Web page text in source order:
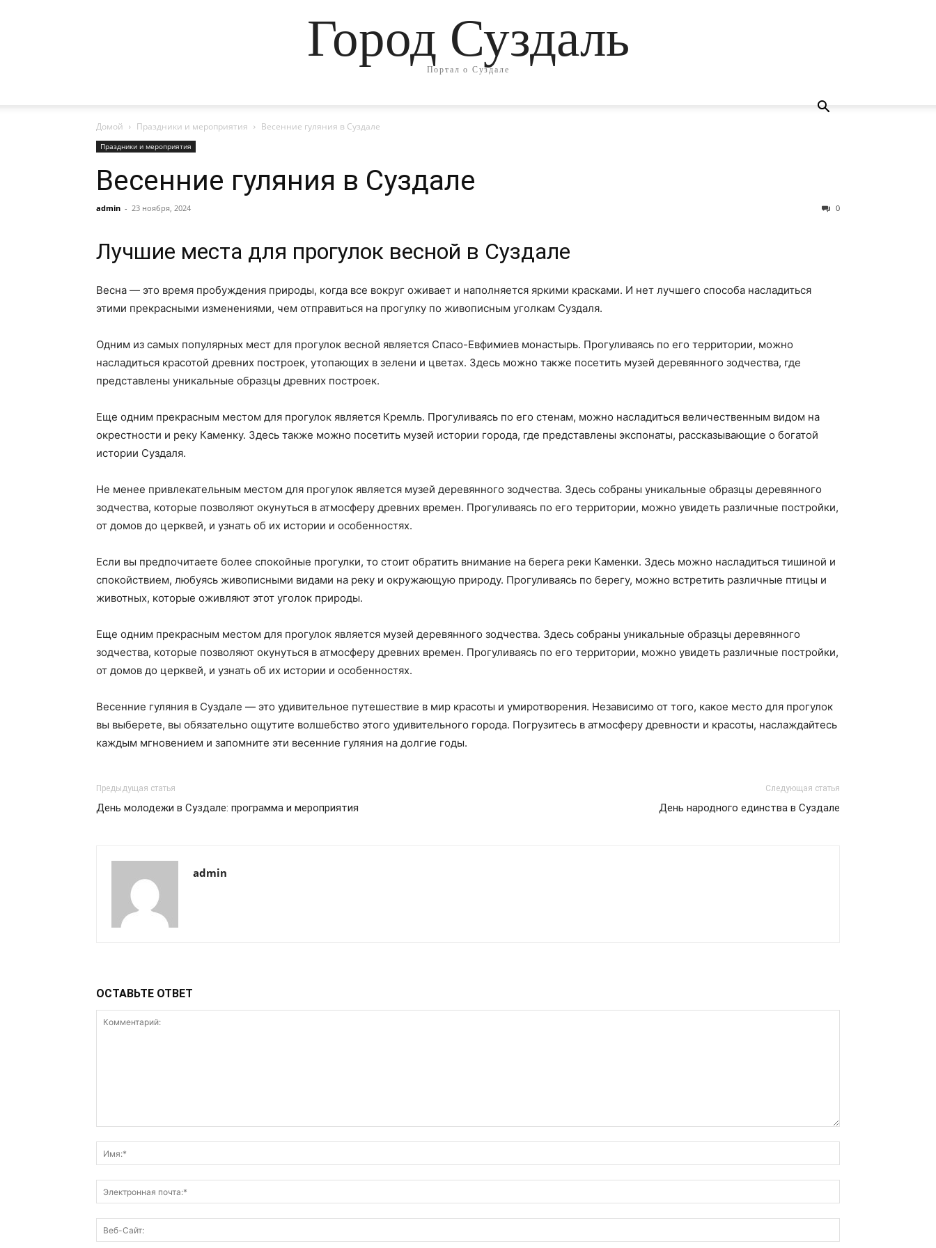
Город Суздаль
Портал о Суздале
Домой Праздники и мероприятия Весенние гуляния в Суздале
Праздники и мероприятия
Весенние гуляния в Суздале
admin - 23 ноября, 2024 0
Лучшие места для прогулок весной в Суздале
Весна — это время пробуждения природы, когда все вокруг оживает и наполняется яркими красками. И нет лучшего способа насладиться
этими прекрасными изменениями, чем отправиться на прогулку по живописным уголкам Суздаля.
Одним из самых популярных мест для прогулок весной является Спасо-Евфимиев монастырь. Прогуливаясь по его территории, можно
насладиться красотой древних построек, утопающих в зелени и цветах. Здесь можно также посетить музей деревянного зодчества, где
представлены уникальные образцы древних построек.
Еще одним прекрасным местом для прогулок является Кремль. Прогуливаясь по его стенам, можно насладиться величественным видом на
окрестности и реку Каменку. Здесь также можно посетить музей истории города, где представлены экспонаты, рассказывающие о богатой
истории Суздаля.
Не менее привлекательным местом для прогулок является музей деревянного зодчества. Здесь собраны уникальные образцы деревянного
зодчества, которые позволяют окунуться в атмосферу древних времен. Прогуливаясь по его территории, можно увидеть различные постройки,
от домов до церквей, и узнать об их истории и особенностях.
Если вы предпочитаете более спокойные прогулки, то стоит обратить внимание на берега реки Каменки. Здесь можно насладиться тишиной и
спокойствием, любуясь живописными видами на реку и окружающую природу. Прогуливаясь по берегу, можно встретить различные птицы и
животных, которые оживляют этот уголок природы.
Еще одним прекрасным местом для прогулок является музей деревянного зодчества. Здесь собраны уникальные образцы деревянного
зодчества, которые позволяют окунуться в атмосферу древних времен. Прогуливаясь по его территории, можно увидеть различные постройки,
от домов до церквей, и узнать об их истории и особенностях.
Весенние гуляния в Суздале — это удивительное путешествие в мир красоты и умиротворения. Независимо от того, какое место для прогулок
вы выберете, вы обязательно ощутите волшебство этого удивительного города. Погрузитесь в атмосферу древности и красоты, наслаждайтесь
каждым мгновением и запомните эти весенние гуляния на долгие годы.
Предыдущая статья
День молодежи в Суздале: программа и мероприятия
Следующая статья
День народного единства в Суздале
admin
ОСТАВЬТЕ ОТВЕТ